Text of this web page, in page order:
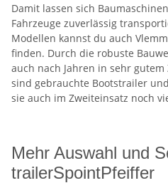
Damit lassen sich
Fahrzeuge zuverlässig
Modellen kannst du auch
finden. Durch die robuste
auch nach Jahren in sehr
sind gebrauchte Bootstrailer
sie auch im Zweiteinsatz noch
Mehr Auswahl und
trailerSpointPfeiffer